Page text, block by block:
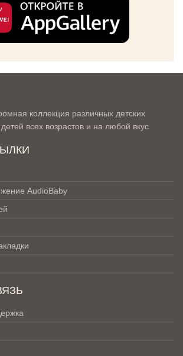
коллекция различных детских
всех возрастов и на любой вкус
AudioBaby